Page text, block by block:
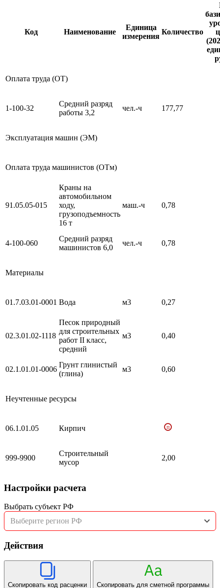
Код Наименование
Единица
измерения
Количество
Оплата труда (ОТ)
1-100-32
Средний разряд
работы 3,2
чел.-ч 177,77
Эксплуатация машин (ЭМ)
Оплата труда машинистов (ОТм)
91.05.05-015
Краны на
автомобильном
ходу,
грузоподъемность
16 т
маш.-ч 0,78
4-100-060
Средний разряд
машинистов 6,0
чел.-ч 0,78
Материалы
01.7.03.01-0001 Вода м3 0,27
02.3.01.02-1118
Песок природный
для строительных
работ II класс,
средний
м3 0,40
02.1.01.01-0006
Грунт глинистый
(глина)
м3 0,60
Неучтенные ресурсы
06.1.01.05 Кирпич п
999-9900
Строительный
мусор
2,00
Настройки расчета
Выбрать субъект РФ
Выберите регион РФ
Действия
Скопировать код расценки Скопировать для сметной программы